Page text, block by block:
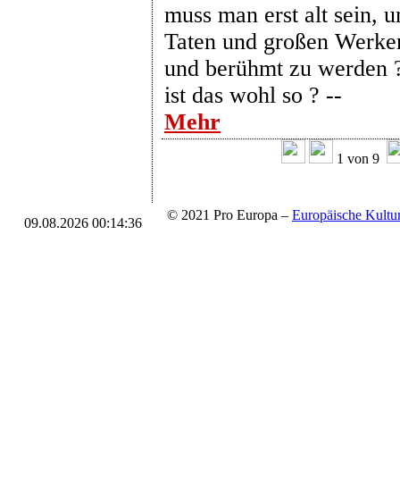
muss man erst alt sein,
Taten und großen
und berühmt zu werden
ist das wohl so ? --
Mehr
1 von 9
09.08.2026 00:14:36
© 2021 Pro Europa – Europäische